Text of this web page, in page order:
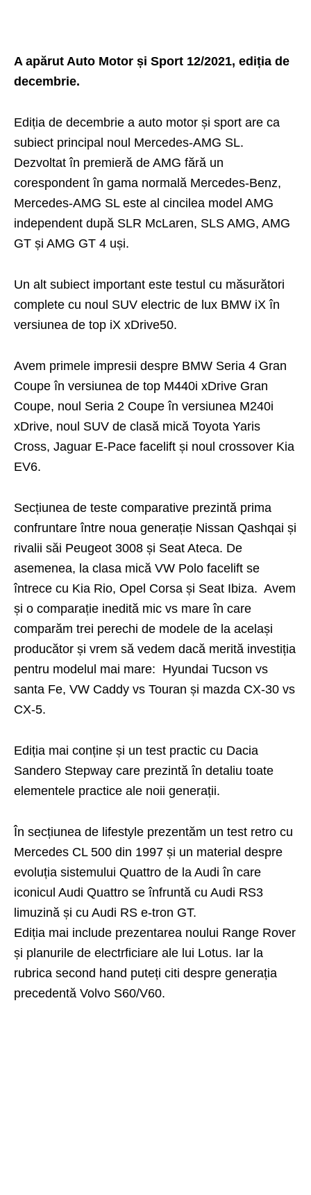
A apărut Auto Motor și Sport 12/2021, ediția de
decembrie.
Ediția de decembrie a auto motor și sport are ca
subiect principal noul Mercedes-AMG SL.
Dezvoltat în premieră de AMG fără un
corespondent în gama normală Mercedes-Benz,
Mercedes-AMG SL este al cincilea model AMG
independent după SLR McLaren, SLS AMG, AMG
GT și AMG GT 4 uși.
Un alt subiect important este testul cu măsurători
complete cu noul SUV electric de lux BMW iX în
versiunea de top iX xDrive50.
Avem primele impresii despre BMW Seria 4 Gran
Coupe în versiunea de top M440i xDrive Gran
Coupe, noul Seria 2 Coupe în versiunea M240i
xDrive, noul SUV de clasă mică Toyota Yaris
Cross, Jaguar E-Pace facelift și noul crossover Kia
EV6.
Secțiunea de teste comparative prezintă prima
confruntare între noua generație Nissan Qashqai și
rivalii săi Peugeot 3008 și Seat Ateca. De
asemenea, la clasa mică VW Polo facelift se
întrece cu Kia Rio, Opel Corsa și Seat Ibiza. Avem
și o comparație inedită mic vs mare în care
comparăm trei perechi de modele de la același
producător și vrem să vedem dacă merită investiția
pentru modelul mai mare: Hyundai Tucson vs
santa Fe, VW Caddy vs Touran și mazda CX-30 vs
CX-5.
Ediția mai conține și un test practic cu Dacia
Sandero Stepway care prezintă în detaliu toate
elementele practice ale noii generații.
În secțiunea de lifestyle prezentăm un test retro cu
Mercedes CL 500 din 1997 și un material despre
evoluția sistemului Quattro de la Audi în care
iconicul Audi Quattro se înfruntă cu Audi RS3
limuzină și cu Audi RS e-tron GT.
Ediția mai include prezentarea noului Range Rover
și planurile de electrficiare ale lui Lotus. Iar la
rubrica second hand puteți citi despre generația
precedentă Volvo S60/V60.